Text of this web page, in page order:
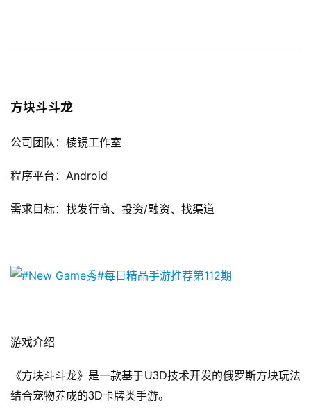
方块斗斗龙
公司团队：棱镜工作室
程序平台：Android
需求目标：找发行商、投资/融资、找渠道
游戏介绍
《方块斗斗龙》是一款基于U3D技术开发的俄罗斯方块玩法
结合宠物养成的3D卡牌类手游。